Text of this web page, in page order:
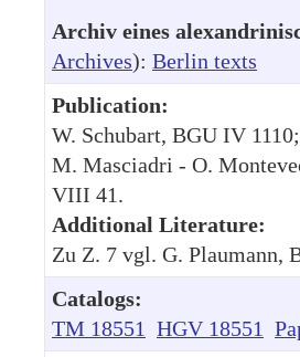
Archiv eines
Archives): Berlin texts
Publication:
W. Schubart, BGU IV
M. Masciadri - O.
VIII 41.
Additional Literature:
Zu Z. 7 vgl. G. Plaumann,
Catalogs:
TM 18551 HGV 18551